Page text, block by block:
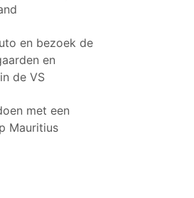
en bezoek de
en
de VS
met een
Mauritius